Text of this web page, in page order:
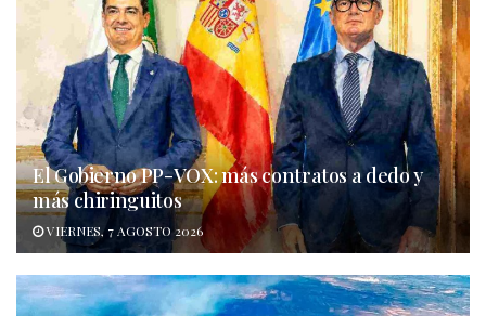
El Gobierno PP-VOX: más contratos a dedo y
más chiringuitos
VIERNES, 7 AGOSTO 2026